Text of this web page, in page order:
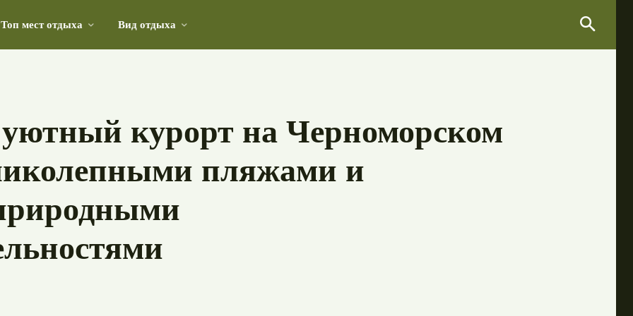
Топ мест отдыха Вид отдыха
курорт на Черноморском
пляжами и